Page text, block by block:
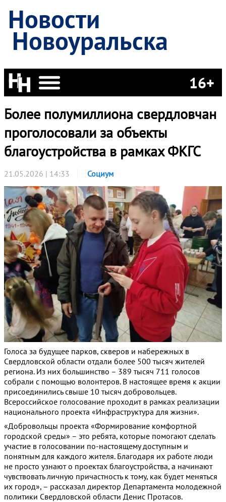
Новости
Новоуральска
16+
Более полумиллиона свердловчан
проголосовали за объекты
благоустройства в рамках ФКГС
21.05.2026 | 14:33 Социум
Голоса за будущее парков, скверов и набережных в
Свердловской области отдали более 500 тысяч жителей
региона. Из них большинство – 389 тысяч 711 голосов
собрали с помощью волонтеров. В настоящее время к акции
присоединились свыше 10 тысяч добровольцев.
Всероссийское голосование проходит в рамках реализации
национального проекта «Инфраструктура для жизни».
«Добровольцы проекта «Формирование комфортной
городской среды» – это ребята, которые помогают сделать
участие в голосовании по-настоящему доступным и
понятным для каждого жителя. Благодаря их работе люди
не просто узнают о проектах благоустройства, а начинают
чувствовать личную причастность к тому, как будет меняться
их город», – рассказал директор Департамента молодежной
политики Свердловской области Денис Протасов.